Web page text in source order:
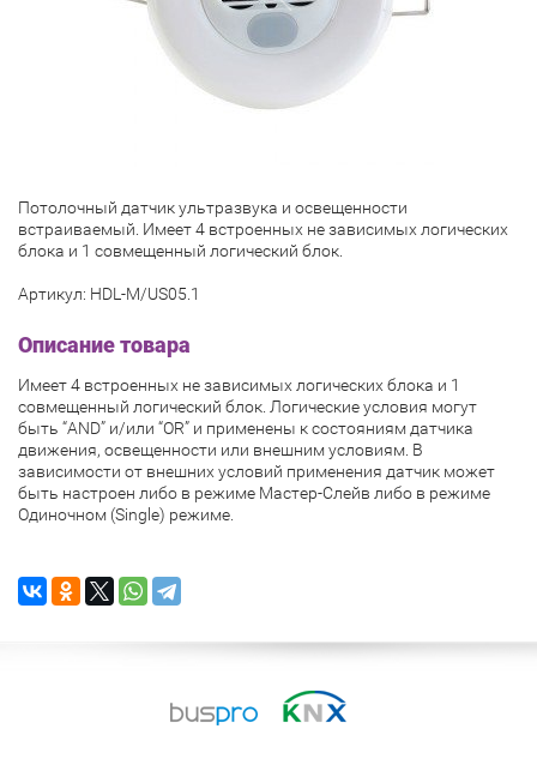
Потолочный датчик ультразвука и освещенности
встраиваемый. Имеет 4 встроенных не зависимых логических
блока и 1 совмещенный логический блок.
Артикул: HDL-M/US05.1
Описание товара
Имеет 4 встроенных не зависимых логических блока и 1
совмещенный логический блок. Логические условия могут
быть “AND” и/или “OR” и применены к состояниям датчика
движения, освещенности или внешним условиям. В
зависимости от внешних условий применения датчик может
быть настроен либо в режиме Мастер-Слейв либо в режиме
Одиночном (Single) режиме.